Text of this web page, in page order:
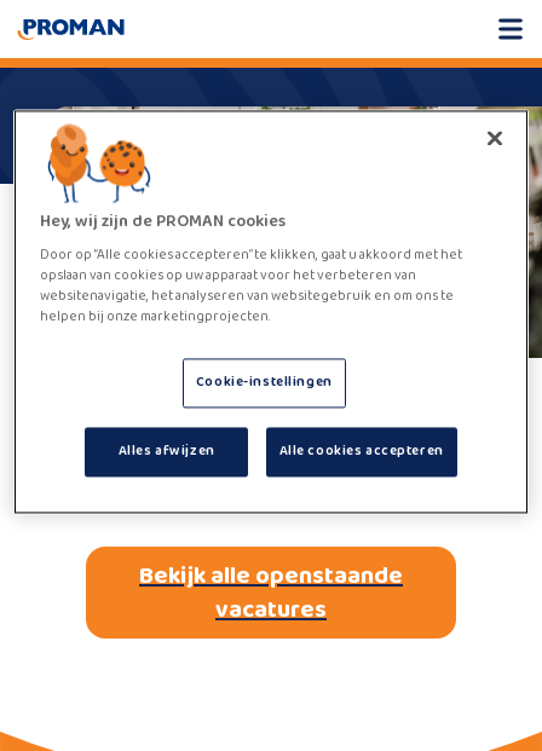
Helaas,
deze vacature kan niet
Bekijk alle openstaande
vacatures
Hey, wij zijn de PROMAN cookies
Door op “Alle cookies accepteren” te klikken, gaat u akkoord met het
opslaan van cookies op uw apparaat voor het verbeteren van
websitenavigatie, het analyseren van websitegebruik en om ons te
helpen bij onze marketingprojecten.
Cookie-instellingen
Alles afwijzen Alle cookies accepteren